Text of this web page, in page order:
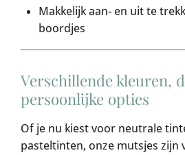
Makkelijk aan- en uit te
boordjes
Verschillende kleuren,
persoonlijke opties
Of je nu kiest voor neutrale
pasteltinten, onze mutsjes zijn